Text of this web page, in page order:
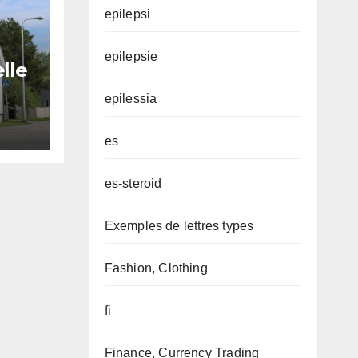
les
epilepsi
epilepsie
epilessia
es
es-steroid
Exemples de lettres types
Fashion, Clothing
fi
Finance, Currency Trading